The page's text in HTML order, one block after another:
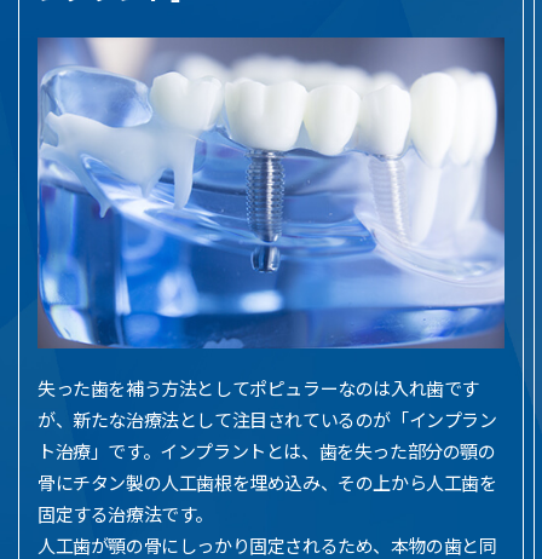
失った歯を補う方法としてポピュラーなのは入れ歯です
が、新たな治療法として注目されているのが「インプラン
ト治療」です。インプラントとは、歯を失った部分の顎の
骨にチタン製の人工歯根を埋め込み、その上から人工歯を
固定する治療法です。
人工歯が顎の骨にしっかり固定されるため、本物の歯と同